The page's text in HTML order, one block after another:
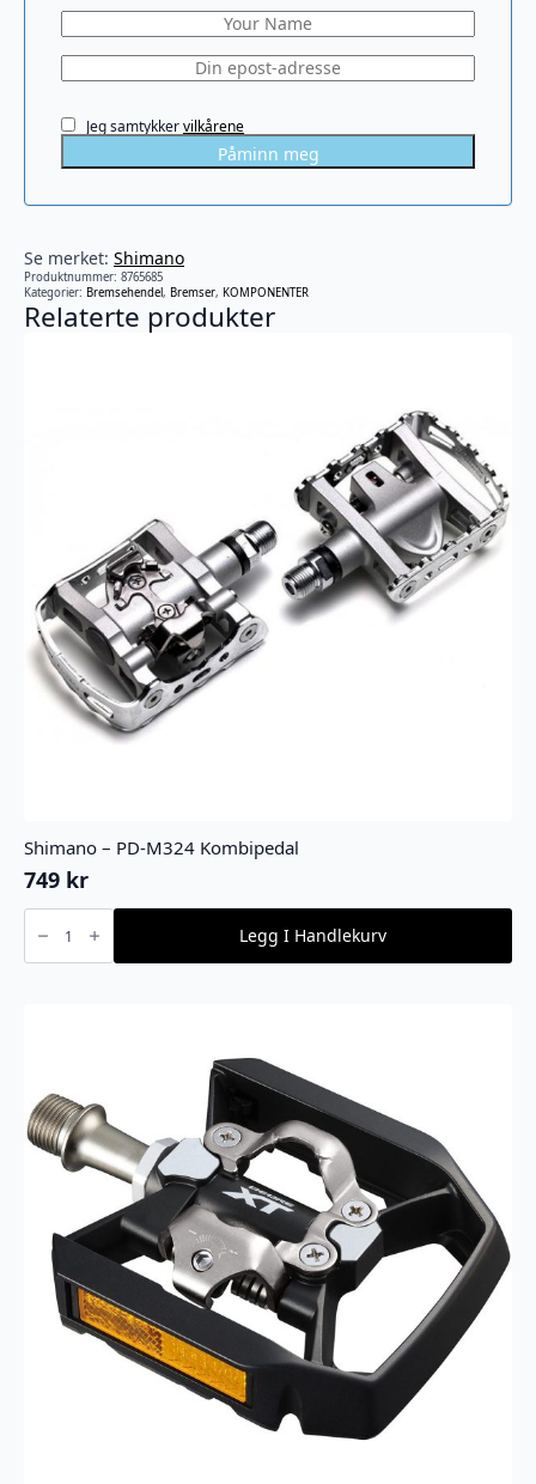
Jeg samtykkervilkårene
Påminn meg
Se merket: Shimano
Produktnummer: 8765685
Kategorier: Bremsehendel, Bremser, KOMPONENTER
Relaterte produkter
Shimano – PD-M324 Kombipedal
749 kr
Shimano
PD-
M324
Legg I Handlekurv